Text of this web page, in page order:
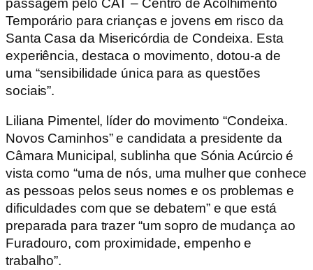
passagem pelo CAT – Centro de Acolhimento
Temporário para crianças e jovens em risco da
Santa Casa da Misericórdia de Condeixa. Esta
experiência, destaca o movimento, dotou-a de
uma “sensibilidade única para as questões
sociais”.
Liliana Pimentel, líder do movimento “Condeixa.
Novos Caminhos” e candidata a presidente da
Câmara Municipal, sublinha que Sónia Acúrcio é
vista como “uma de nós, uma mulher que conhece
as pessoas pelos seus nomes e os problemas e
dificuldades com que se debatem” e que está
preparada para trazer “um sopro de mudança ao
Furadouro, com proximidade, empenho e
trabalho”.